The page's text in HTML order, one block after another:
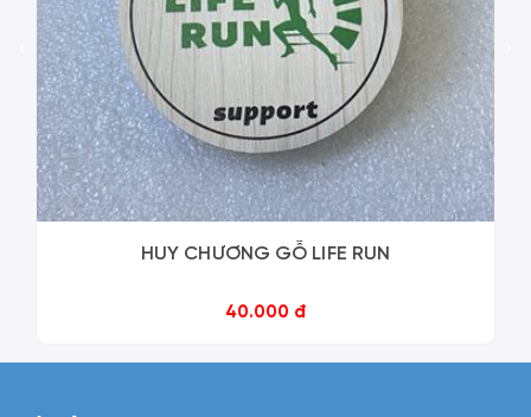
HUY CHƯƠNG GỖ LIFE RUN
40.000 đ